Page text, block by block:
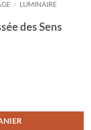
/ LUMINAIRE
des Sens